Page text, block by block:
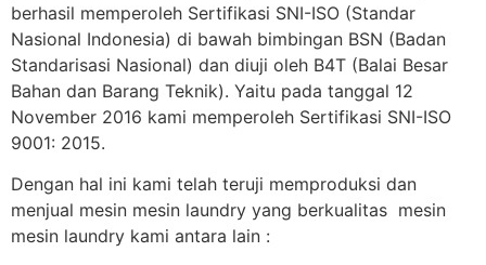
berhasil memperoleh Sertifikasi SNI-ISO (Standar
Nasional Indonesia) di bawah bimbingan BSN (Badan
Standarisasi Nasional) dan diuji oleh B4T (Balai Besar
Bahan dan Barang Teknik). Yaitu pada tanggal 12
November 2016 kami memperoleh Sertifikasi SNI-ISO
9001: 2015.
Dengan hal ini kami telah teruji memproduksi dan
menjual mesin mesin laundry yang berkualitas mesin
mesin laundry kami antara lain :